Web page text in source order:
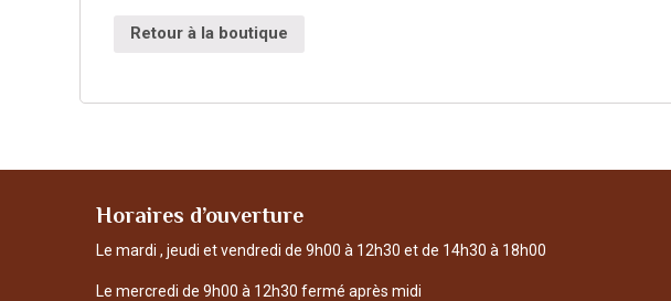
Retour à la boutique
Horaires d’ouverture
Le mardi , jeudi et vendredi de 9h00 à 12h30 et de 14h30 à 18h00
Le mercredi de 9h00 à 12h30 fermé après midi